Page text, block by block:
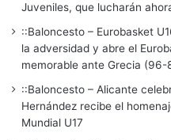
Juveniles, que lucharán
::Baloncesto – Eurobasket
la adversidad y abre el
memorable ante Grecia (96-
::Baloncesto – Alicante
Hernández recibe el
Mundial U17